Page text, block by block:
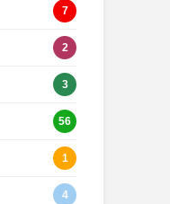
7
2
3
56
1
4